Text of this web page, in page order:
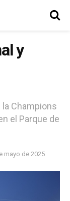
y
la Champions
el Parque de
mayo de 2025